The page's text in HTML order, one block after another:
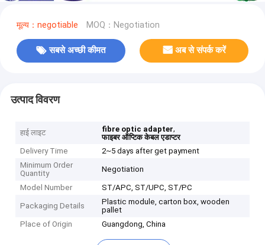
मूल्य：negotiable MOQ：Negotiation
सबसे अच्छी कीमत अब से संपर्क करें
उत्पाद विवरण
हाई लाइट fibre optic adapter,
फाइबर ऑप्टिक केबल एडाप्टर
Delivery Time
2~5 days after get payment
Minimum Order
Quantity
Negotiation
Model Number ST/APC, ST/UPC, ST/PC
Packaging Details
Plastic module, carton box, wooden
pallet
Place of Origin
Guangdong, China